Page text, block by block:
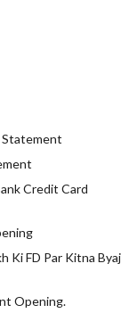
Statement
Credit Card
Ki FD Par Kitna Byaj
Opening.